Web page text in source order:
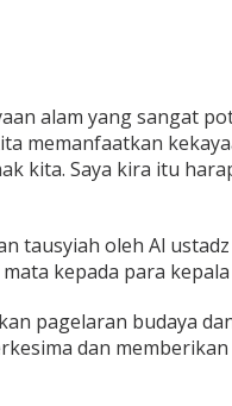
alam yang sangat
memanfaatkan
kita. Saya kira itu
tausyiah oleh Al
kepada para
pagelaran budaya
dan memberikan